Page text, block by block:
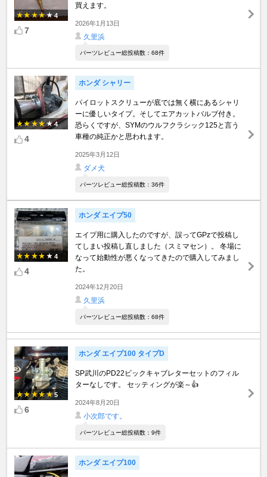
4
7
買えます。
2026年1月13日
久里浜
パーツレビュー総投稿数：68件
4
4
ホンダ シャリー
パイロットスクリューが底では無く横にあるシャリ
ーに優しいタイプ。そしてエアカットバルブ付き。
恐らくですが、SYMのウルフクラシック125と言う
車種の純正かと思われます。
2025年3月12日
ダメ犬
パーツレビュー総投稿数：36件
4
4
ホンダ エイプ50
エイプ用に購入したのですが、誤ってGPzで投稿し
てしまい投稿し直しました（スミマセン）。 冬場に
なって始動性が悪くなってきたので購入してみまし
た。
2024年12月20日
久里浜
パーツレビュー総投稿数：68件
5
6
ホンダ エイプ100 タイプD
SP武川のPD22ビックキャブレターセットのフィル
ターなしです。 セッティングが楽～👍️
2024年8月20日
小次郎です。
パーツレビュー総投稿数：9件
ホンダ エイプ100